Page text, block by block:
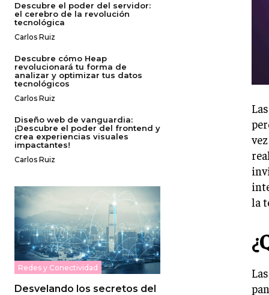
Descubre el poder del servidor:
el cerebro de la revolución
tecnológica
Carlos Ruiz
Descubre cómo Heap
revolucionará tu forma de
analizar y optimizar tus datos
tecnológicos
Carlos Ruiz
Diseño web de vanguardia:
¡Descubre el poder del frontend y
crea experiencias visuales
impactantes!
Carlos Ruiz
Redes y Conectividad
Desvelando los secretos del
la